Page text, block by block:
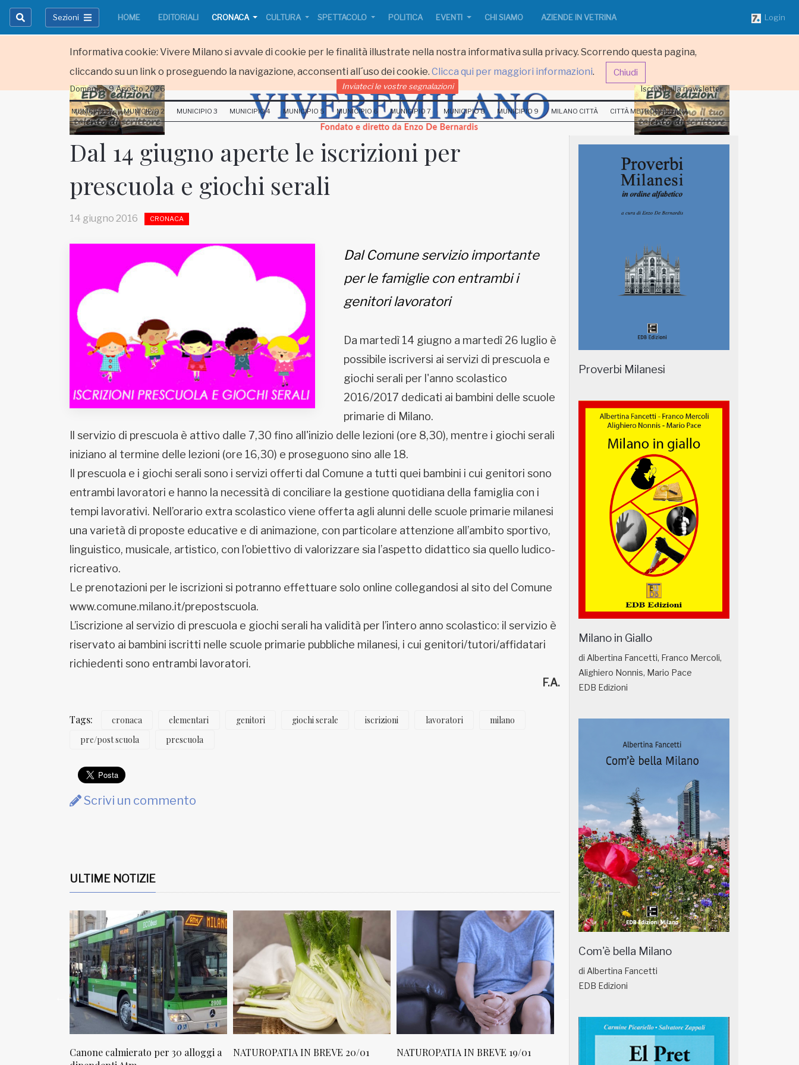
Informativa cookie: Vivere Milano si avvale di cookie per le finalità illustrate nella nostra informativa sulla privacy. Scorrendo questa pagina,
cliccando su un link o proseguendo la navigazione, acconsenti all´uso dei cookie. Clicca qui per maggiori informazioni. Chiudi
Sezioni HOME EDITORIALI CRONACA CULTURA SPETTACOLO POLITICA EVENTI CHI SIAMO AZIENDE IN VETRINA Login
Inviateci le vostre segnalazioni
Iscriviti alla newsletter
EDB edizioni - Via Brivio angolo C.
Imbonati, 89 20159 Milano (Italia)
Informativa sulla privacy
Domenica 9 Agosto 2026 Inviateci le vostre segnalazioni Iscriviti alla newsletter
MUNICIPIO 1 MUNICIPIO 2 MUNICIPIO 3 MUNICIPIO 4 MUNICIPIO 5 MUNICIPIO 6 MUNICIPIO 7 MUNICIPIO 8 MUNICIPIO 9 MILANO CITTÀ CITTÀ METROPOLITANA
Dal 14 giugno aperte le iscrizioni per
prescuola e giochi serali
14 giugno 2016 CRONACA
Dal Comune servizio importante
per le famiglie con entrambi i
genitori lavoratori
Da martedì 14 giugno a martedì 26 luglio è
possibile iscriversi ai servizi di prescuola e
giochi serali per l'anno scolastico
2016/2017 dedicati ai bambini delle scuole
primarie di Milano.
Il servizio di prescuola è attivo dalle 7,30 fino all'inizio delle lezioni (ore 8,30), mentre i giochi serali
iniziano al termine delle lezioni (ore 16,30) e proseguono sino alle 18.
Il prescuola e i giochi serali sono i servizi offerti dal Comune a tutti quei bambini i cui genitori sono
entrambi lavoratori e hanno la necessità di conciliare la gestione quotidiana della famiglia con i
tempi lavorativi. Nell’orario extra scolastico viene offerta agli alunni delle scuole primarie milanesi
una varietà di proposte educative e di animazione, con particolare attenzione all’ambito sportivo,
linguistico, musicale, artistico, con l’obiettivo di valorizzare sia l’aspetto didattico sia quello ludico-
ricreativo.
Le prenotazioni per le iscrizioni si potranno effettuare solo online collegandosi al sito del Comune
www.comune.milano.it/prepostscuola.
L’iscrizione al servizio di prescuola e giochi serali ha validità per l’intero anno scolastico: il servizio è
riservato ai bambini iscritti nelle scuole primarie pubbliche milanesi, i cui genitori/tutori/affidatari
richiedenti sono entrambi lavoratori.
F.A.
Tags: cronaca elementari genitori giochi serale iscrizioni lavoratori
milano
pre/post scuola
prescuola
Scrivi un commento
ULTIME NOTIZIE
Canone calmierato per 30 alloggi a
NATUROPATIA IN BREVE 20/01 NATUROPATIA IN BREVE 19/01 NATUROPATIA IN BREVE 18/01
Proverbi Milanesi
Milano in Giallo
di Albertina Fancetti, Franco Mercoli,
Alighiero Nonnis, Mario Pace
EDB Edizioni
Com'è bella Milano
di Albertina Fancetti
EDB Edizioni